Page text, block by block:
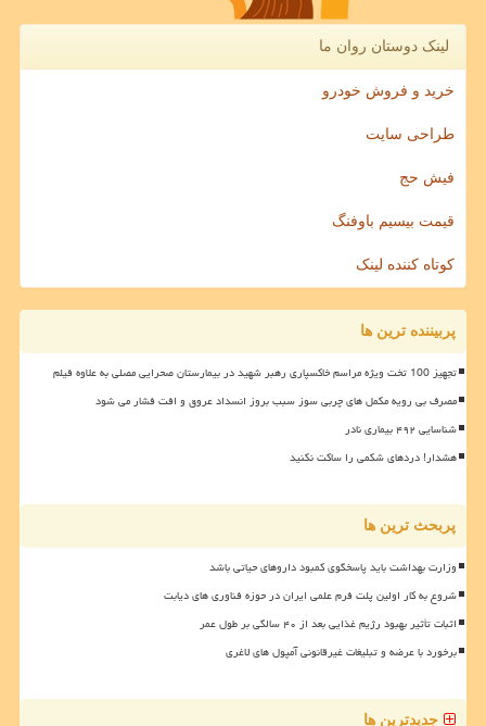
لینک دوستان روان ما
خرید و فروش خودرو
طراحی سایت
فیش حج
قیمت بیسیم باوفنگ
کوتاه کننده لینک
پربیننده ترین ها
تجهیز 100 تخت ویژه مراسم خاکسپاری رهبر شهید در بیمارستان صحرایی مصلی به علاوه فیلم
مصرف بی رویه مکمل های چربی سوز سبب بروز انسداد عروق و افت فشار می شود
شناسایی ۴۹۲ بیماری نادر
هشدار! دردهای شکمی را ساکت نکنید
پربحث ترین ها
وزارت بهداشت باید پاسخگوی کمبود داروهای حیاتی باشد
شروع به کار اولین پلت فرم علمی ایران در حوزه فناوری های دیابت
اثبات تأثیر بهبود رژیم غذایی بعد از ۴۰ سالگی بر طول عمر
برخورد با عرضه و تبلیغات غیرقانونی آمپول های لاغری
جدیدترین ها